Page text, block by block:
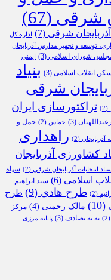
شرقی (67)
شرقی (7)
اداره کل
توسعه و تجهیز مدارس آذربایجان
مجلس شورای اسلامی (3) ایمنی
انقلاب اسلامی (3)
بنیاد
شرقی
(2)
تراکتورسازی ایران
(3) حماس (2)
حمل و
آذربایجان (2)
راهداری
کشاورزی آذربایجان
انتخابات آذربایجان شرقی (2)
سپاه
اسلامی (6)
سید ابراهیم
(2) طرح هادی (9)
طرح
(10) مالک رحمتی (4)
مرکز
(2) نه به تصادف (3)
پایانه مرزی